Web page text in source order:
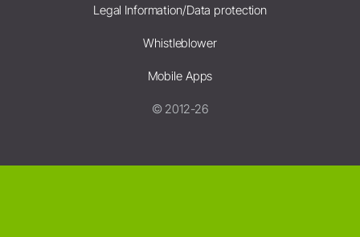
Legal Information/Data protection
Whistleblower
Mobile Apps
© 2012-26